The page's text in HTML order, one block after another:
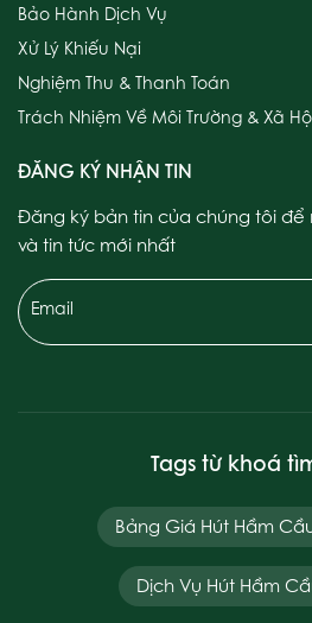
Bảo Hành Dịch Vụ
Xử Lý Khiếu Nại
Nghiệm Thu & Thanh Toán
Trách Nhiệm Về Môi Trường & Xã
ĐĂNG KÝ NHẬN TIN
Đăng ký bản tin của chúng tôi
và tin tức mới nhất
Email
Tags từ khoá
Bảng Giá Hút Hầm
Dịch Vụ Hút Hầm